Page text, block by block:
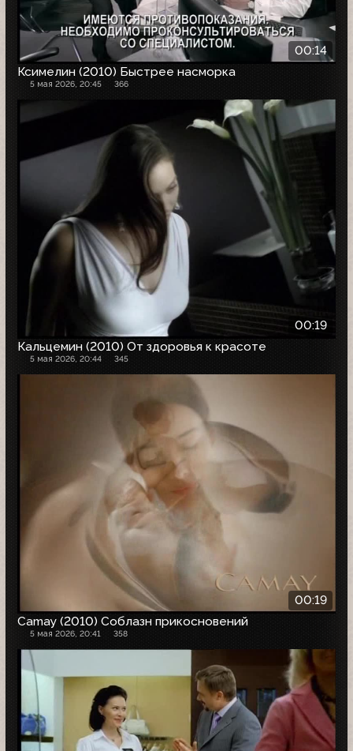
00:14
Ксимелин (2010) Быстрее насморка
5 мая 2026, 20:45 366
00:19
Кальцемин (2010) От здоровья к красоте
5 мая 2026, 20:44 345
00:19
Camay (2010) Соблазн прикосновений
5 мая 2026, 20:41 358